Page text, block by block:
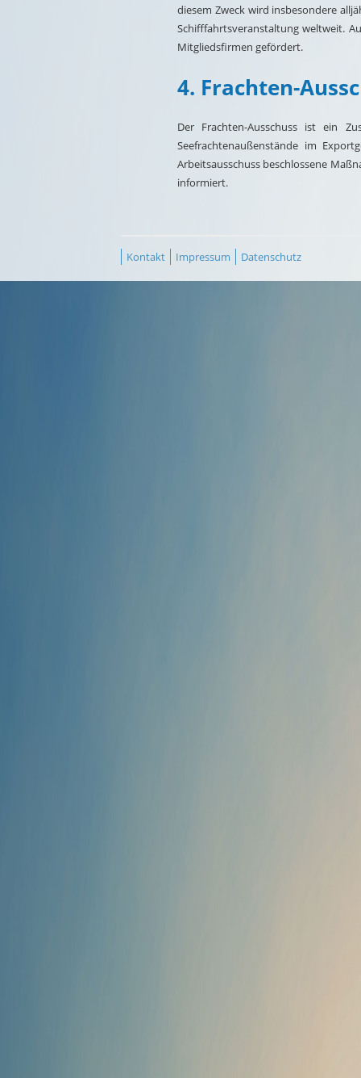
diesem Zweck wird insbesondere
Schifffahrtsveranstaltung weltweit.
Mitgliedsfirmen gefördert.
4. Frachten-
Der Frachten-Ausschuss ist ein
Seefrachtenaußenstände im
Arbeitsausschuss beschlossene
informiert.
Kontakt Impressum Datenschutz